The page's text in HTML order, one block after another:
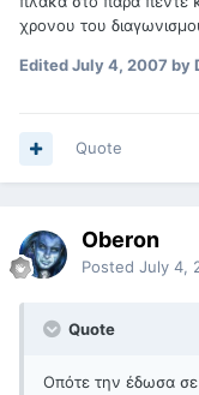
χρονου του
EditedJuly 4, 2007 by
Quote
Oberon
Posted July 4,
Quote
Οπότε την έδωσα σε